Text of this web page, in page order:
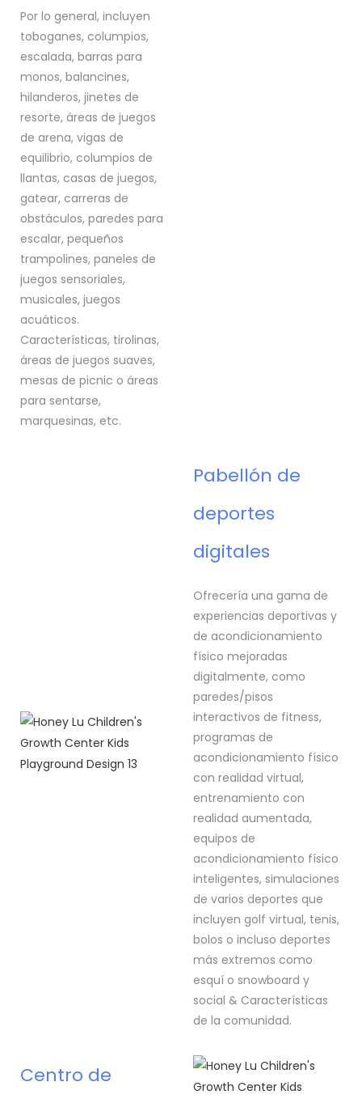
Por lo general, incluyen
toboganes, columpios,
escalada, barras para
monos, balancines,
hilanderos, jinetes de
resorte, áreas de juegos
de arena, vigas de
equilibrio, columpios de
llantas, casas de juegos,
gatear, carreras de
obstáculos, paredes para
escalar, pequeños
trampolines, paneles de
juegos sensoriales,
musicales, juegos
acuáticos.
Características, tirolinas,
áreas de juegos suaves,
mesas de picnic o áreas
para sentarse,
marquesinas, etc.
Pabellón de
deportes
digitales
Ofrecería una gama de
experiencias deportivas y
de acondicionamiento
físico mejoradas
digitalmente, como
paredes/pisos
interactivos de fitness,
programas de
acondicionamiento físico
con realidad virtual,
entrenamiento con
realidad aumentada,
equipos de
acondicionamiento físico
inteligentes, simulaciones
de varios deportes que
incluyen golf virtual, tenis,
bolos o incluso deportes
más extremos como
esquí o snowboard y
social & Características
de la comunidad.
Centro de